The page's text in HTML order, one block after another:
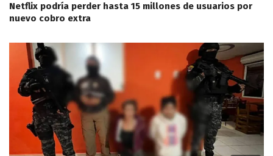
Netflix podría perder hasta 15 millones de usuarios por
nuevo cobro extra